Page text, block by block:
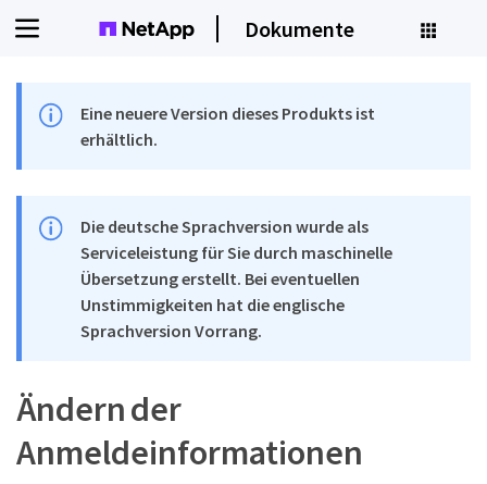
Dokumente
Eine neuere Version dieses Produkts ist
erhältlich.
Die deutsche Sprachversion wurde als
Serviceleistung für Sie durch maschinelle
Übersetzung erstellt. Bei eventuellen
Unstimmigkeiten hat die englische
Sprachversion Vorrang.
Ändern der
Anmeldeinformationen